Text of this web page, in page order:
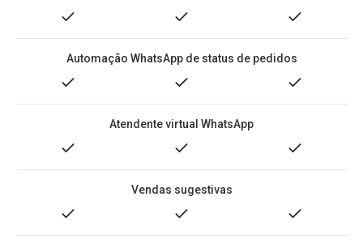
Automação WhatsApp de status de pedidos
Atendente virtual WhatsApp
Vendas sugestivas